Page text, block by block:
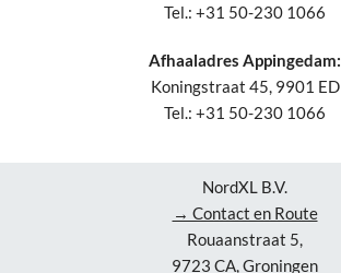
Tel.: +31 50-230 1066
Afhaaladres Appingedam:
Koningstraat 45, 9901 ED
Tel.: +31 50-230 1066
NordXL B.V.
→ Contact en Route
Rouaanstraat 5,
9723 CA, Groningen